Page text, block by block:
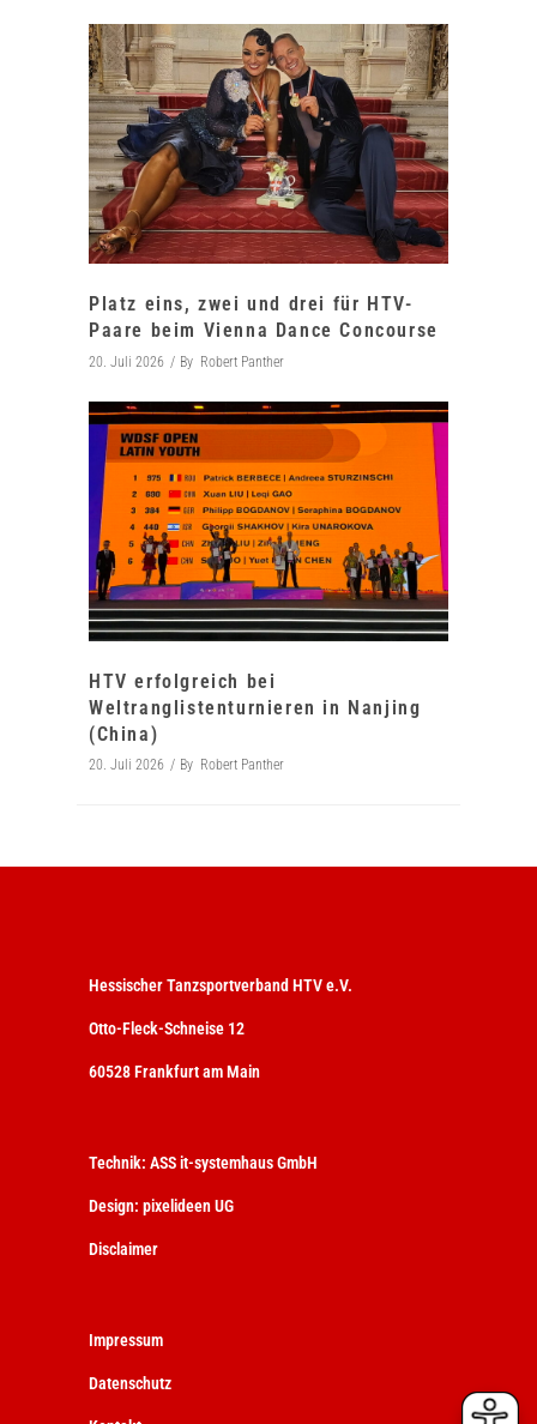
Platz eins, zwei und drei für HTV-
Paare beim Vienna Dance Concourse
20. Juli 2026 By Robert Panther
HTV erfolgreich bei
Weltranglistenturnieren in Nanjing
(China)
20. Juli 2026 By Robert Panther
Hessischer Tanzsportverband HTV e.V.
Otto-Fleck-Schneise 12
60528 Frankfurt am Main
Technik: ASS it-systemhaus GmbH
Design: pixelideen UG
Disclaimer
Impressum
Datenschutz